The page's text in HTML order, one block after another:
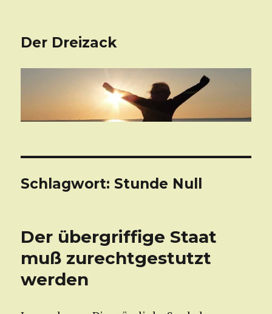
Der Dreizack
Schlagwort: Stunde Null
Der übergriffige Staat
muß zurechtgestutzt
werden